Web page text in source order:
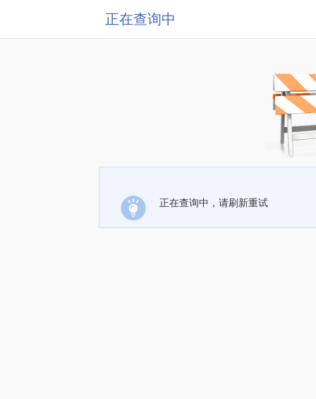
正在查询中
正在查询中，请刷新重试